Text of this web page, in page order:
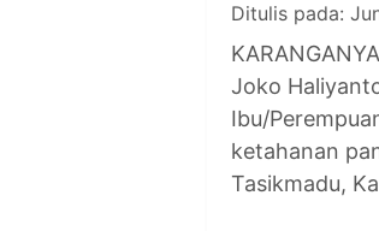
Ditulis pada:
Joko
Ibu/
ketahanan
Tasikmadu,